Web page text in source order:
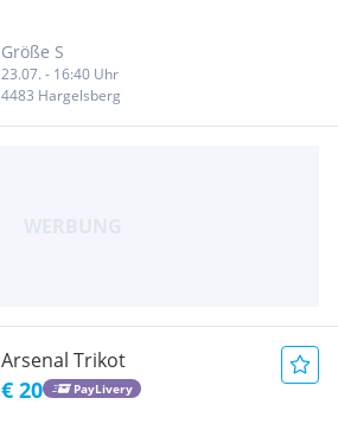
Größe S
23.07. - 16:40 Uhr
4483 Hargelsberg
Arsenal Trikot
€ 20 PayLivery